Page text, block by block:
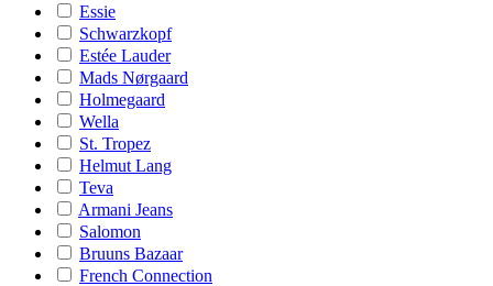
Essie
Schwarzkopf
Estée Lauder
Mads Nørgaard
Holmegaard
Wella
St. Tropez
Helmut Lang
Teva
Armani Jeans
Salomon
Bruuns Bazaar
French Connection